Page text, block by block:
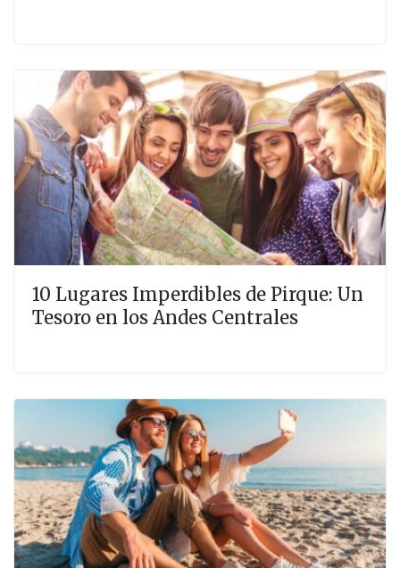
10 Lugares Imperdibles de Pirque: Un
Tesoro en los Andes Centrales